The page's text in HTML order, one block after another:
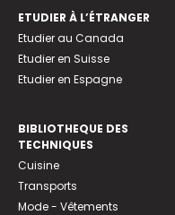
ETUDIER À L’ÉTRANGER
Etudier au Canada
Etudier en Suisse
Etudier en Espagne
BIBLIOTHEQUE DES
TECHNIQUES
Cuisine
Transports
Mode - Vêtements